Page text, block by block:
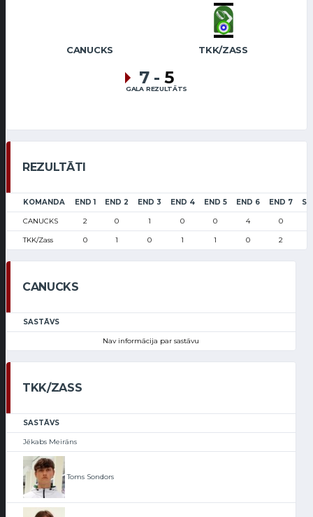
CANUCKS TKK/ZASS
7 - 5
GALA REZULTĀTS
REZULTĀTI
KOMANDA END 1 END 2 END 3 END 4 END 5 END 6 END 7
CANUCKS 2 0 1 0 0 4 0
TKK/Zass 0 1 0 1 1 0 2
CANUCKS
SASTĀVS
Nav informācija par sastāvu
TKK/ZASS
SASTĀVS
Jēkabs Meirāns
Toms Sondors